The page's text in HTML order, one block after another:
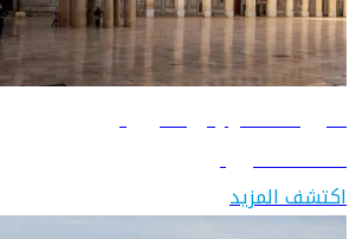
دليل السفر إلى سوريا
اكتشف سوريا
اكتشف المزيد